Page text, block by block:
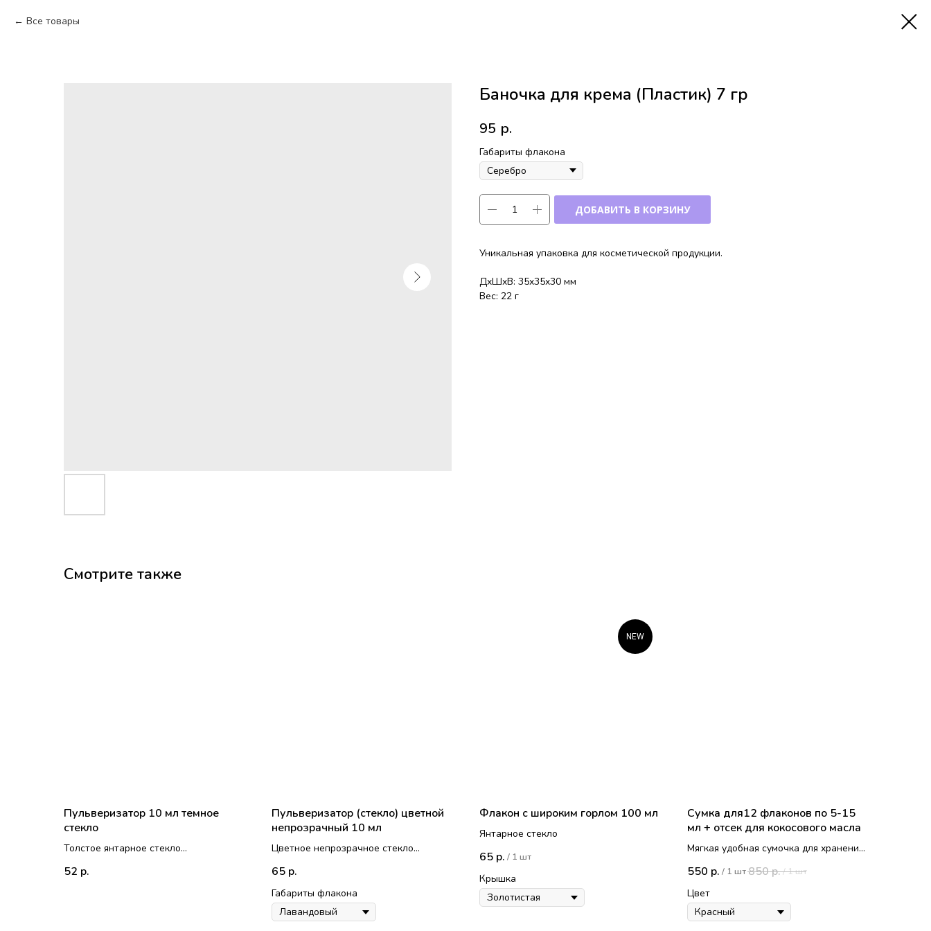
Все товары
Баночка для крема (Пластик) 7 гр
95 р.
Габариты флакона
ДОБАВИТЬ В КОРЗИНУ
Уникальная упаковка для косметической продукции.
ДxШxВ: 35x35x30 мм
Вес: 22 г
Смотрите также
Пульверизатор 10 мл темное
стекло
Толстое янтарное стекло
целей, репеллентов, ресурсных
52 р.
Пульверизатор (стекло) цветной
непрозрачный 10 мл
Цветное непрозрачное стекло
65 р.
Габариты флакона
NEW
Флакон с широким горлом 100 мл
Янтарное стекло
65 р. / 1 шт
Крышка
Сумка для12 флаконов по 5-15
мл + отсек для кокосового масла
Мягкая удобная сумочка для хранения
Подойдет для флаконов 5, 10, 15 мл
Есть отделение для кокосового масла
Мягкий приятный и потный материал,
на ощупь напоминает флис
550 р. / 1 шт850р./1 шт
Цвет